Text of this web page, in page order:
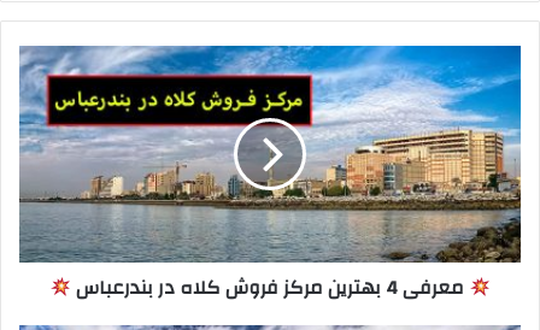
معرفی 4 بهترین مرکز فروش کلاه در بندرعباس